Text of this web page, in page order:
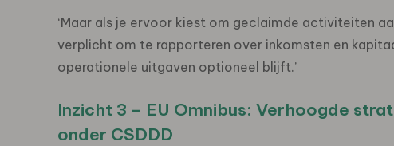
‘Maar als je ervoor kiest om geclaimde activiteiten
verplicht om te rapporteren over inkomsten en
operationele uitgaven optioneel blijft.’
Inzicht 3 – EU Omnibus: Verhoogde
onder CSDDD